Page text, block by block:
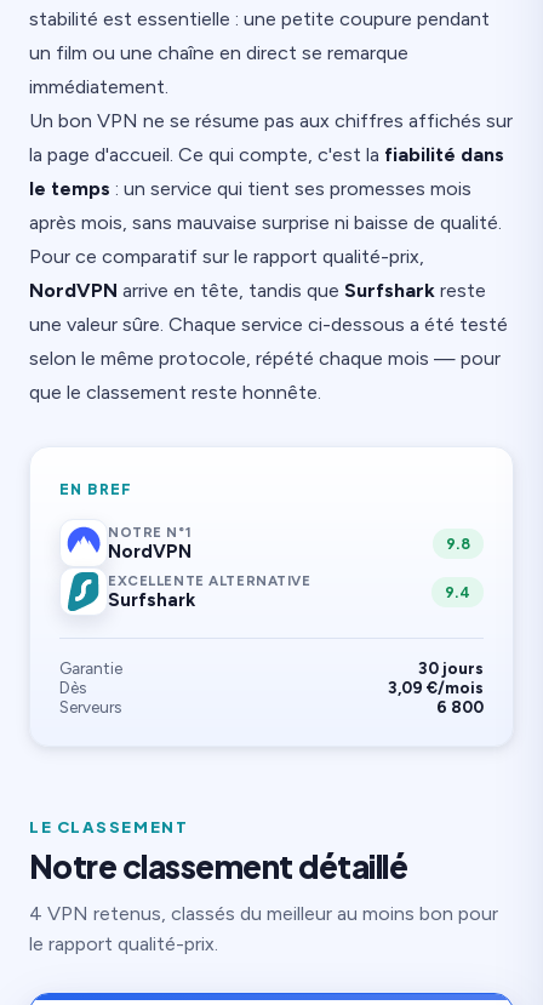
stabilité est essentielle : une petite coupure pendant
un film ou une chaîne en direct se remarque
immédiatement.
Un bon VPN ne se résume pas aux chiffres affichés sur
la page d'accueil. Ce qui compte, c'est la fiabilité dans
le temps : un service qui tient ses promesses mois
après mois, sans mauvaise surprise ni baisse de qualité.
Pour ce comparatif sur le rapport qualité-prix,
NordVPN arrive en tête, tandis que Surfshark reste
une valeur sûre. Chaque service ci-dessous a été testé
selon le même protocole, répété chaque mois — pour
que le classement reste honnête.
EN BREF
NOTRE N°1
NordVPN 9.8
EXCELLENTE ALTERNATIVE
Surfshark 9.4
Garantie
30 jours
Dès
3,09 €/mois
Serveurs
6 800
LE CLASSEMENT
Notre classement détaillé
4 VPN retenus, classés du meilleur au moins bon pour
le rapport qualité-prix.